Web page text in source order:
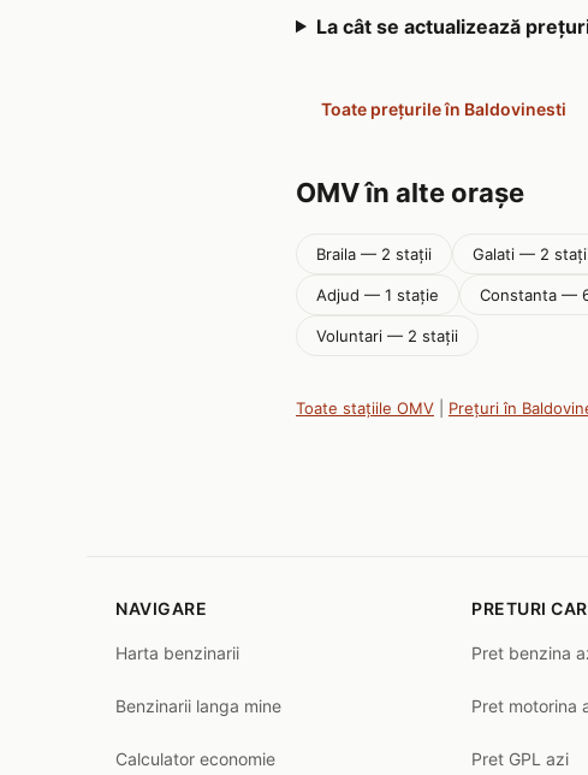
La cât se actualizează
Toate prețurile în Baldovinesti
OMV în alte orașe
Braila — 2 stații Galati — 2
Adjud — 1 stație Constanta —
Voluntari — 2 stații
Toate stațiile OMV Prețuri în
NAVIGARE
Harta benzinarii
Benzinarii langa mine
Calculator economie
PRETURI
Pret benzina
Pret motorina
Pret GPL azi